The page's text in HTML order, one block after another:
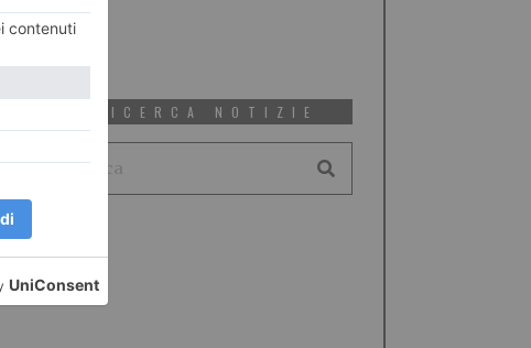
RICERCA NOTIZIE